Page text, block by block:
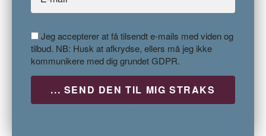
Jeg accepterer at få tilsendt e-mails med viden og
tilbud. NB: Husk at afkrydse, ellers må jeg ikke
kommunikere med dig grundet GDPR.